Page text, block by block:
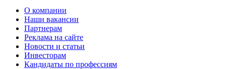
О компании
Наши вакансии
Партнерам
Реклама на сайте
Новости и статьи
Инвесторам
Кандидаты по профессиям